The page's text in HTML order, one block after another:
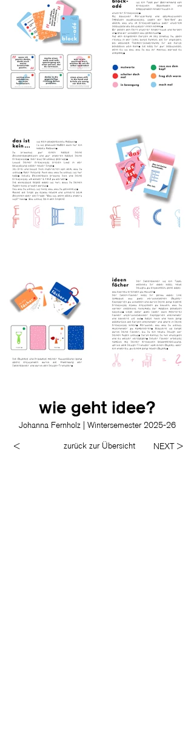
wie geht idee?
Johanna Fernholz | Wintersemester 2025-26
< zurück zur Übersicht NEXT >